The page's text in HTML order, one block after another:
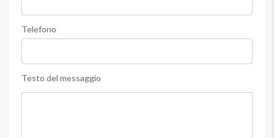
Telefono
Testo del messaggio